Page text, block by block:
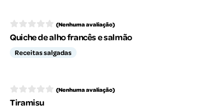
(Nenhuma avaliação)
Quiche de alho francês e salmão
Receitas salgadas
(Nenhuma avaliação)
Tiramisu